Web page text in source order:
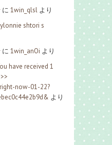
に 1win_qlsl より
shtori s
に 1win_anOi より
have received 1
now-01-22?
より